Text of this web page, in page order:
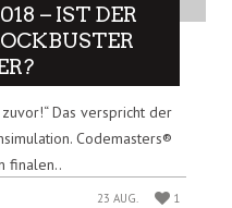
– IST DER
Das verspricht der
Codemasters®
finalen..
23 AUG. 1